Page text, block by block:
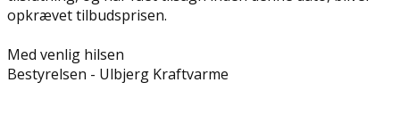
opkrævet tilbudsprisen.
Med venlig hilsen
Bestyrelsen - Ulbjerg Kraftvarme